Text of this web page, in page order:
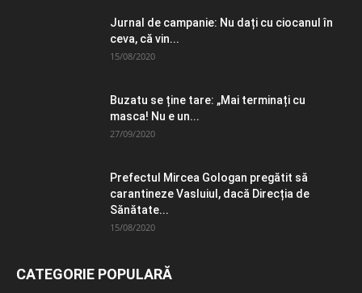
Jurnal de campanie: Nu dați cu ciocanul în
ceva, că vin...
15/08/2020
Buzatu se ține tare: „Mai terminați cu
masca! Nu e un...
27/09/2020
Prefectul Mircea Gologan pregătit să
carantineze Vasluiul, dacă Direcția de
Sănătate...
15/08/2020
CATEGORIE POPULARĂ